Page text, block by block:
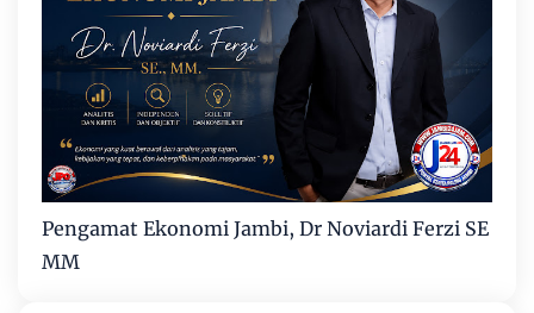
Pengamat Ekonomi Jambi, Dr Noviardi Ferzi SE
MM